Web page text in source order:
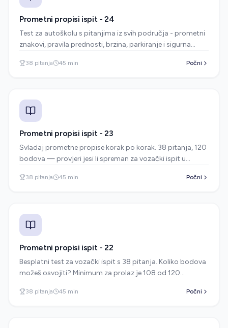
Prometni propisi ispit - 24
Test za autoškolu s pitanjima iz svih područja - prometni
znakovi, pravila prednosti, brzina, parkiranje i sigurna
38 pitanja 45 min Počni
Prometni propisi ispit - 23
Svladaj prometne propise korak po korak. 38 pitanja, 120
bodova — provjeri jesi li spreman za vozački ispit u
38 pitanja 45 min Počni
Prometni propisi ispit - 22
Besplatni test za vozački ispit s 38 pitanja. Koliko bodova
možeš osvojiti? Minimum za prolaz je 108 od 120
38 pitanja 45 min Počni